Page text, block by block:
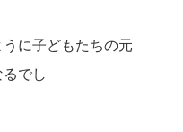
に子どもたちの元
でし